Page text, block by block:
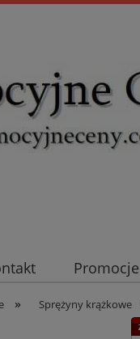
Nexans
» Sprężyny krążkowe